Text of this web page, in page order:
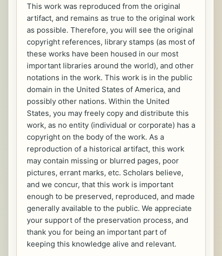
This work was reproduced from the original
artifact, and remains as true to the original work
as possible. Therefore, you will see the original
copyright references, library stamps (as most of
these works have been housed in our most
important libraries around the world), and other
notations in the work. This work is in the public
domain in the United States of America, and
possibly other nations. Within the United
States, you may freely copy and distribute this
work, as no entity (individual or corporate) has a
copyright on the body of the work. As a
reproduction of a historical artifact, this work
may contain missing or blurred pages, poor
pictures, errant marks, etc. Scholars believe,
and we concur, that this work is important
enough to be preserved, reproduced, and made
generally available to the public. We appreciate
your support of the preservation process, and
thank you for being an important part of
keeping this knowledge alive and relevant.